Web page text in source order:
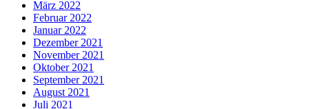
März 2022
Februar 2022
Januar 2022
Dezember 2021
November 2021
Oktober 2021
September 2021
August 2021
Juli 2021